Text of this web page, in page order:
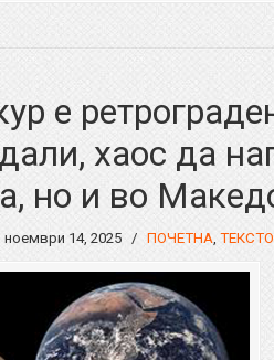
е
хаос да
но и во
ноември 14, 2025 / ПОЧЕТНА